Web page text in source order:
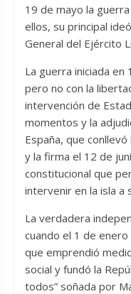
19 de mayo la
ellos, su principal
General del Ejército
La guerra iniciada
pero no con la
intervención de
momentos y la
España, que
y la firma el 12 de
constitucional que
intervenir en la isla a
La verdadera
cuando el 1 de
que emprendió
social y fundó la
todos” soñada por